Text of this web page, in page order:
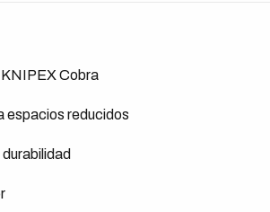
Cobra
espacios reducidos